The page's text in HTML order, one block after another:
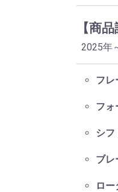
【商品
2025年
フレ
フォ
シフ
ブレ
ロー